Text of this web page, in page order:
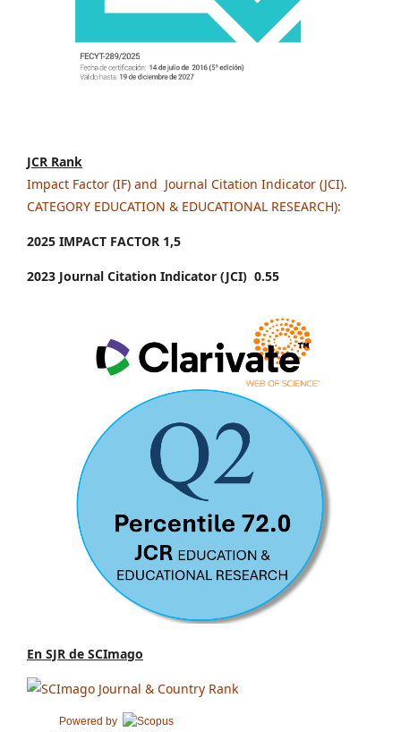
JCR Rank
Impact Factor (IF) and Journal Citation Indicator (JCI).
CATEGORY EDUCATION & EDUCATIONAL RESEARCH):
2025 IMPACT FACTOR 1,5
2023 Journal Citation Indicator (JCI) 0.55
En SJR de SCImago
Powered by